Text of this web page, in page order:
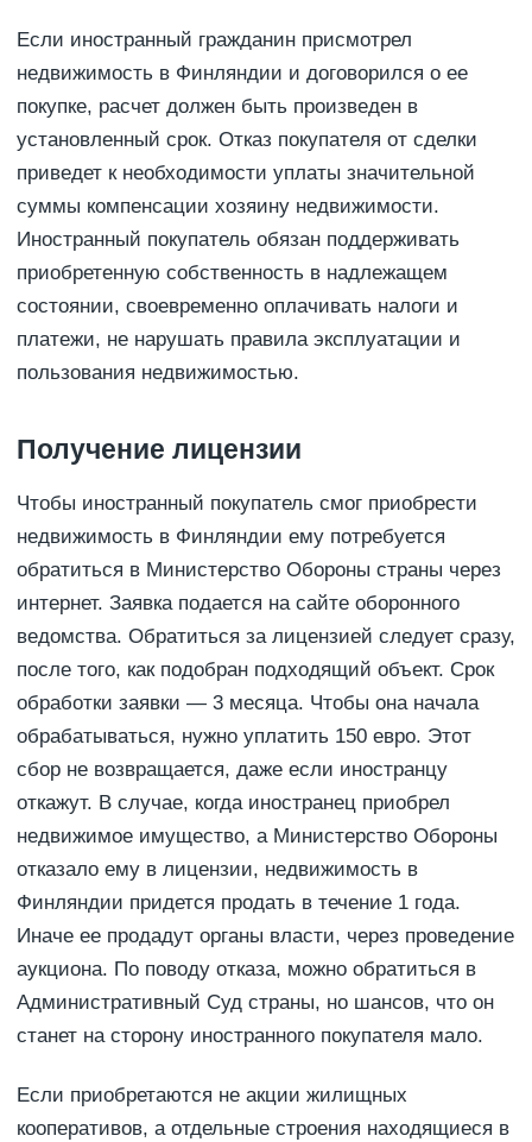
Если иностранный гражданин присмотрел
недвижимость в Финляндии и договорился о ее
покупке, расчет должен быть произведен в
установленный срок. Отказ покупателя от сделки
приведет к необходимости уплаты значительной
суммы компенсации хозяину недвижимости.
Иностранный покупатель обязан поддерживать
приобретенную собственность в надлежащем
состоянии, своевременно оплачивать налоги и
платежи, не нарушать правила эксплуатации и
пользования недвижимостью.
Получение лицензии
Чтобы иностранный покупатель смог приобрести
недвижимость в Финляндии ему потребуется
обратиться в Министерство Обороны страны через
интернет. Заявка подается на сайте оборонного
ведомства. Обратиться за лицензией следует сразу,
после того, как подобран подходящий объект. Срок
обработки заявки — 3 месяца. Чтобы она начала
обрабатываться, нужно уплатить 150 евро. Этот
сбор не возвращается, даже если иностранцу
откажут. В случае, когда иностранец приобрел
недвижимое имущество, а Министерство Обороны
отказало ему в лицензии, недвижимость в
Финляндии придется продать в течение 1 года.
Иначе ее продадут органы власти, через проведение
аукциона. По поводу отказа, можно обратиться в
Административный Суд страны, но шансов, что он
станет на сторону иностранного покупателя мало.
Если приобретаются не акции жилищных
кооперативов, а отдельные строения находящиеся в